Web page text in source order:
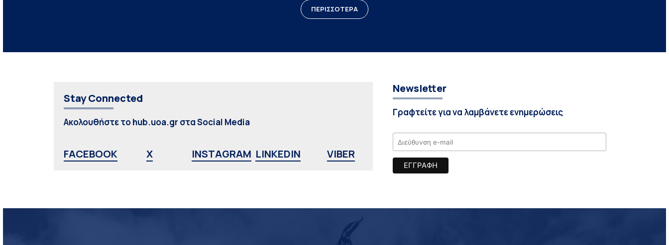
ΠΕΡΙΣΣΟΤΕΡΑ
Stay Connected
Ακολουθήστε το hub.uoa.gr στα Social Media
FACEBOOK X INSTAGRAM LINKEDIN VIBER
Newsletter
Γραφτείτε για να λαμβάνετε ενημερώσεις